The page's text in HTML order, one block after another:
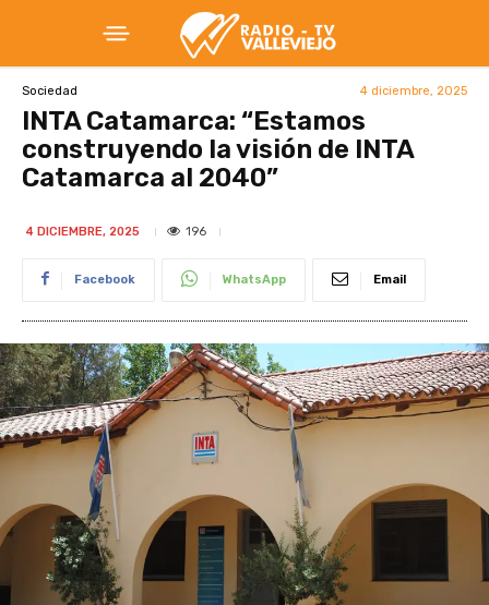
Sociedad 4 diciembre, 2025
INTA Catamarca: “Estamos
construyendo la visión de INTA
Catamarca al 2040”
4 DICIEMBRE, 2025 196
Facebook WhatsApp Email